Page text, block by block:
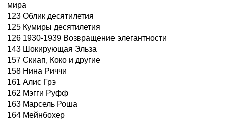
мира
123 Облик десятилетия
125 Кумиры десятилетия
126 1930-1939 Возвращение элегантности
143 Шокирующая Эльза
157 Скиап, Коко и другие
158 Нина Риччи
161 Алис Грэ
162 Мэгги Руфф
163 Марсель Роша
164 Мейнбохер